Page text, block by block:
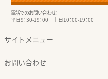
電話でのお問い合わせ：
平日9：30-19：00 土日10：00-19：00
サイトメニュー
お問い合わせ